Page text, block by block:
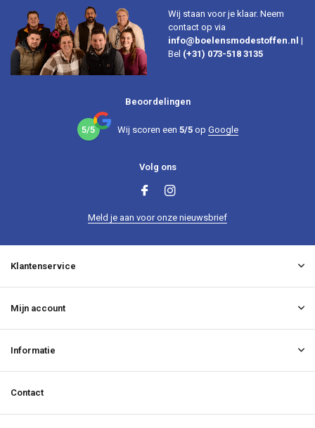
Wij staan voor je klaar. Neem
contact op via
info@boelensmodestoffen.nl |
Bel (+31) 073-518 3135
Beoordelingen
5/5 Wij scoren een 5/5op Google
Volg ons
Meld je aan voor onze nieuwsbrief
Klantenservice
Mijn account
Informatie
Contact